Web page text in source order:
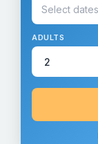
ADULTS